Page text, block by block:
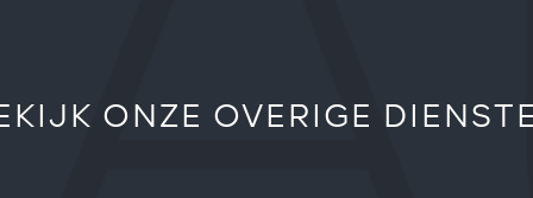
ONZE OVERIGE